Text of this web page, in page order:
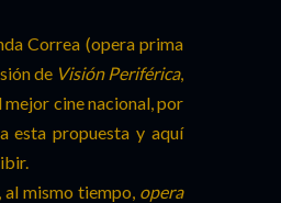
Correa (opera prima
de Visión Periférica,
cine nacional, por
esta propuesta y aquí
al mismo tiempo, opera